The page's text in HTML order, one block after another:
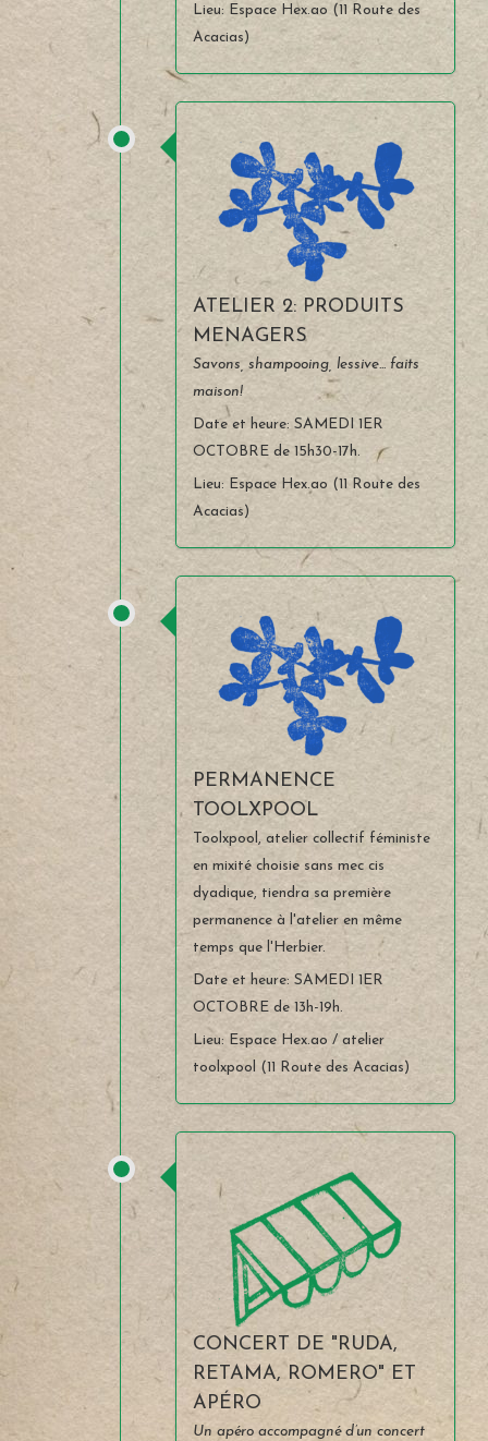
Lieu: Espace Hex.ao (11 Route des
Acacias)
ATELIER 2: PRODUITS
MENAGERS
Savons, shampooing, lessive... faits
maison!
Date et heure: SAMEDI 1ER
OCTOBRE de 15h30-17h.
Lieu: Espace Hex.ao (11 Route des
Acacias)
PERMANENCE
TOOLXPOOL
Toolxpool, atelier collectif féministe
en mixité choisie sans mec cis
dyadique, tiendra sa première
permanence à l'atelier en même
temps que l'Herbier.
Date et heure: SAMEDI 1ER
OCTOBRE de 13h-19h.
Lieu: Espace Hex.ao / atelier
toolxpool (11 Route des Acacias)
CONCERT DE "RUDA,
RETAMA, ROMERO" ET
APÉRO
Un apéro accompagné d’un concert